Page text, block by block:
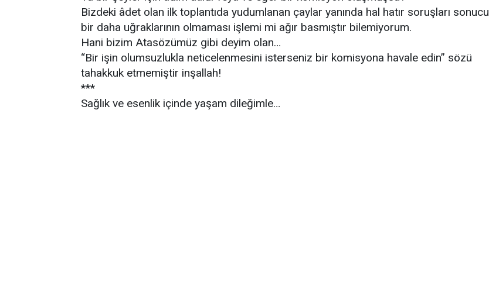
Bizdeki âdet olan ilk toplantıda yudumlanan çaylar yanında hal hatır soruşları sonucu
bir daha uğraklarının olmaması işlemi mi ağır basmıştır bilemiyorum.
Hani bizim Atasözümüz gibi deyim olan…
“Bir işin olumsuzlukla neticelenmesini isterseniz bir komisyona havale edin” sözü
tahakkuk etmemiştir inşallah!
***
Sağlık ve esenlik içinde yaşam dileğimle…